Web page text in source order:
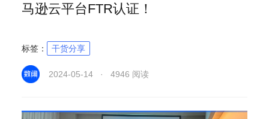
马逊云平台FTR认证！
标签： 干货分享
2024-05-14 · 4946 阅读